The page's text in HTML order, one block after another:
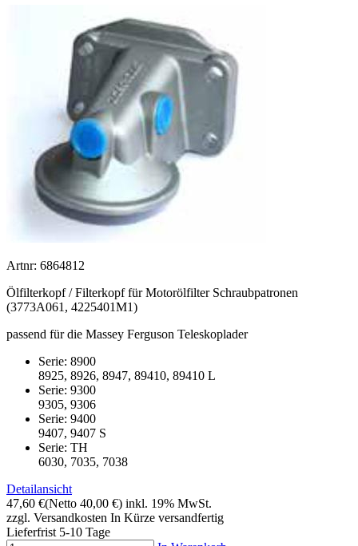
Artnr: 6864812
Ölfilterkopf / Filterkopf für Motorölfilter Schraubpatronen
(3773A061, 4225401M1)
passend für die Massey Ferguson Teleskoplader
Serie: 8900
8925, 8926, 8947, 89410, 89410 L
Serie: 9300
9305, 9306
Serie: 9400
9407, 9407 S
Serie: TH
6030, 7035, 7038
Detailansicht
47,60 €(Netto 40,00 €) inkl. 19% MwSt.
zzgl. Versandkosten In Kürze versandfertig
Lieferfrist 5-10 Tage